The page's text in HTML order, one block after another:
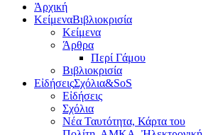
Ἀρχική
ΚείμεναΒιβλιοκρισία
Κείμενα
Άρθρα
Περί Γάμου
Βιβλιοκρισία
ΕἰδήσειςΣχόλια&SoS
Εἰδήσεις
Σχόλια
Νέα Ταυτότητα, Κάρτα του